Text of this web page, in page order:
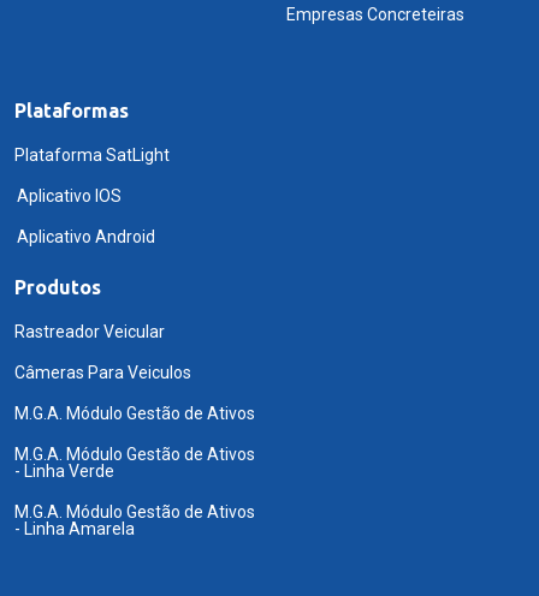
Empresas Concreteiras
Plataformas
Plataforma SatLight
Aplicativo IOS
Aplicativo Android
Produtos
Rastreador Veicular
Câmeras Para Veiculos
M.G.A. Módulo Gestão de Ativos
M.G.A. Módulo Gestão de Ativos
- Linha Verde
M.G.A. Módulo Gestão de Ativos
- Linha Amarela